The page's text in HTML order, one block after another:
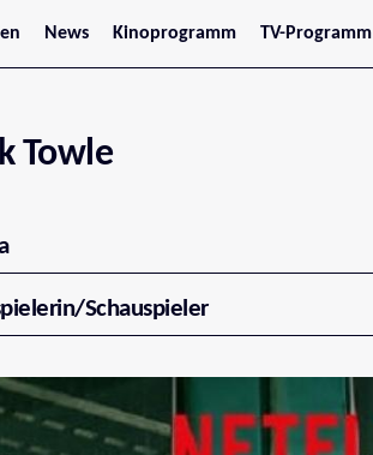
News
Stars
Kinoprogramm
Jetzt im Kino
Tirol
Vorarlberg
TV-Programm
Towle
Schauspieler